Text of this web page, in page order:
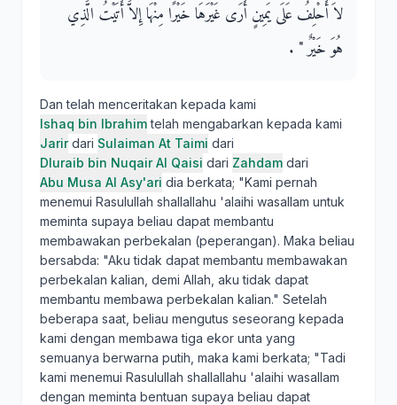
لاَ أَحْلِفُ عَلَى يَمِينٍ أَرَى غَيْرَهَا خَيْرًا مِنْهَا إِلاَّ أَتَيْتُ الَّذِي
هُوَ خَيْرٌ ‏"‏ ‏.‏
Dan telah menceritakan kepada kami
Ishaq bin Ibrahimtelah mengabarkan kepada kami
Jarirdari Sulaiman At Taimi dari
Dluraib bin Nuqair Al Qaisi dari Zahdam dari
Abu Musa Al Asy'ari dia berkata; "Kami pernah
menemui Rasulullah shallallahu 'alaihi wasallam untuk
meminta supaya beliau dapat membantu
membawakan perbekalan (peperangan). Maka beliau
bersabda: "Aku tidak dapat membantu membawakan
perbekalan kalian, demi Allah, aku tidak dapat
membantu membawa perbekalan kalian." Setelah
beberapa saat, beliau mengutus seseorang kepada
kami dengan membawa tiga ekor unta yang
semuanya berwarna putih, maka kami berkata; "Tadi
kami menemui Rasulullah shallallahu 'alaihi wasallam
dengan meminta bentuan supaya beliau dapat